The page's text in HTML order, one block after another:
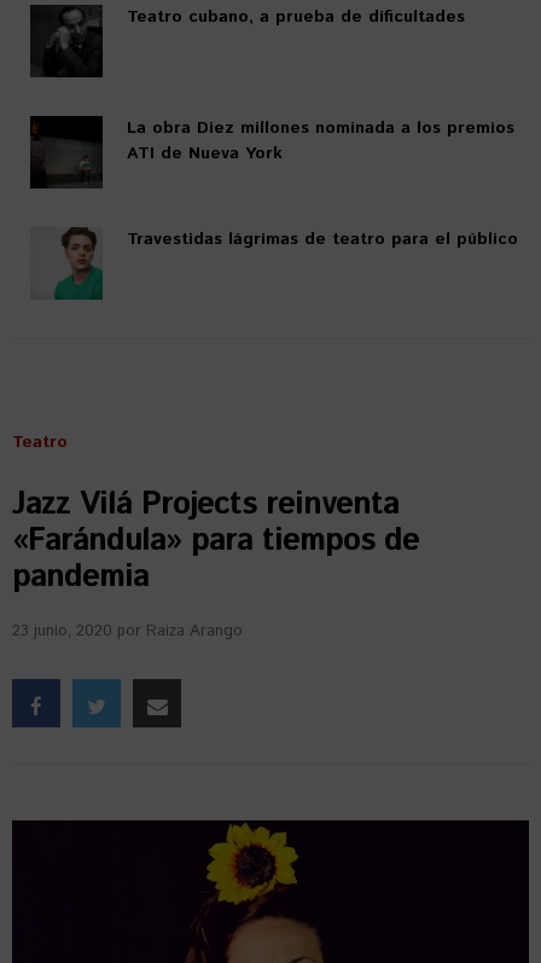
Teatro cubano, a prueba de dificultades
La obra Diez millones nominada a los premios
ATI de Nueva York
Travestidas lágrimas de teatro para el público
Teatro
Jazz Vilá Projects reinventa
«Farándula» para tiempos de
pandemia
23 junio, 2020 por Raiza Arango